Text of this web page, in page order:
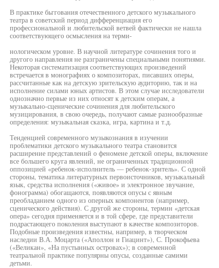
В практике бьггования отечественного детского музыкального
театра в советский период дифференциация его
профессиональной и любительской ветвей фактически не нашла
соответствующего осмысления на терми-
нологическом уровне. В научной литературе сочинения того и
другого направления не разграничены специальными понятиями.
Некоторая систематизация соответствующих произведений
встречается в монографиях о композиторах, писавших оперы,
рассчитанные как на детскую зрительскую аудиторию, так и на
исполнение силами юных артистов. В этом случае исследователи
однозначно первые из них относят к детским операм, а
музыкально-сценические сочинения для любительского
музицирования, в свою очередь, получают самые разнообразные
определения: музыкальная сказка, игра, картина и т.д.
Тенденцией современного музыкознания в изучении
проблематики детского музыкального театра становится
расширение представлений о феномене детской оперы, включение
все большего круга явлений, не ограниченных традиционной
оппозицией «ребенок-исполнитель — ребенок-зритель». С одной
стороны, тематика литературных первоисточников, музыкальный
язык, средства исполнения («живое» и электронное звучание,
фонограмма) обогащаются, появляются опусы с явным
преобладанием одного из оперных компонентов (например,
сценического действия). С другой же стороны, термин «детская
опера» сегодня применяется и в той сфере, где представители
подрастающего поколения выступают в качестве композиторов.
Подобные произведения известны, например, в творческом
наследии В.А. Моцарта («Аполлон и Гиацинт»), С. Прокофьева
(«Великан», «На пустынных островах»); в современной
театральной практике популярны опусы, созданные самими
детьми.